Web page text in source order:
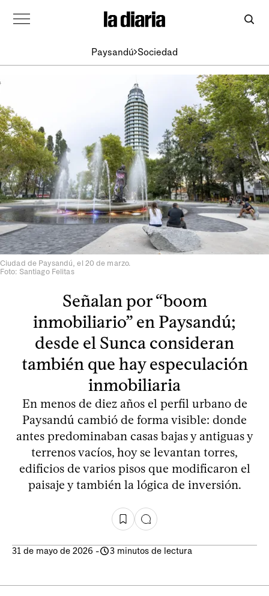
Paysandú Sociedad
Ciudad de Paysandú, el 20 de marzo.
Foto: Santiago Felitas
Señalan por “boom
inmobiliario” en Paysandú;
desde el Sunca consideran
también que hay especulación
inmobiliaria
En menos de diez años el perfil urbano de
Paysandú cambió de forma visible: donde
antes predominaban casas bajas y antiguas y
terrenos vacíos, hoy se levantan torres,
edificios de varios pisos que modificaron el
paisaje y también la lógica de inversión.
31 de mayo de 2026 - 3 minutos de lectura